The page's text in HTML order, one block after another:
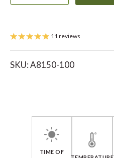
11 reviews
SKU:A8150-100
TIME OF